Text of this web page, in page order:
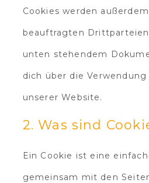
Cookies werden
beauftragten
unten stehendem
dich über die
unserer Website.
2. Was sind
Ein Cookie ist eine
gemeinsam mit den